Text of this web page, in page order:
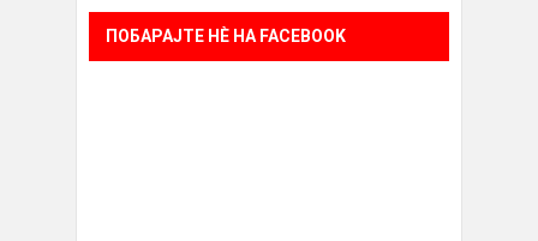
ПОБАРАЈТЕ НÈ НА FACEBOOK